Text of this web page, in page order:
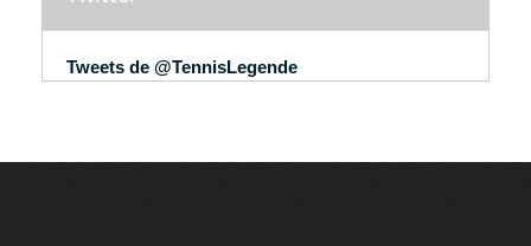
Tweets de @TennisLegende